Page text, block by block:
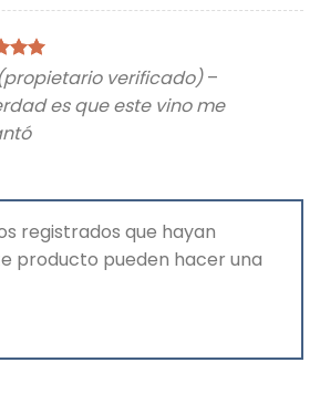
de 5 verificado) –
es que este vino me
registrados que hayan
producto pueden hacer una